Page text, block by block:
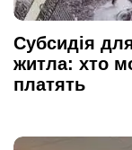
Субсидія
житла: хто
платять